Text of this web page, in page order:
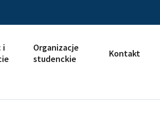
i
Organizacje
studenckie
Kontakt